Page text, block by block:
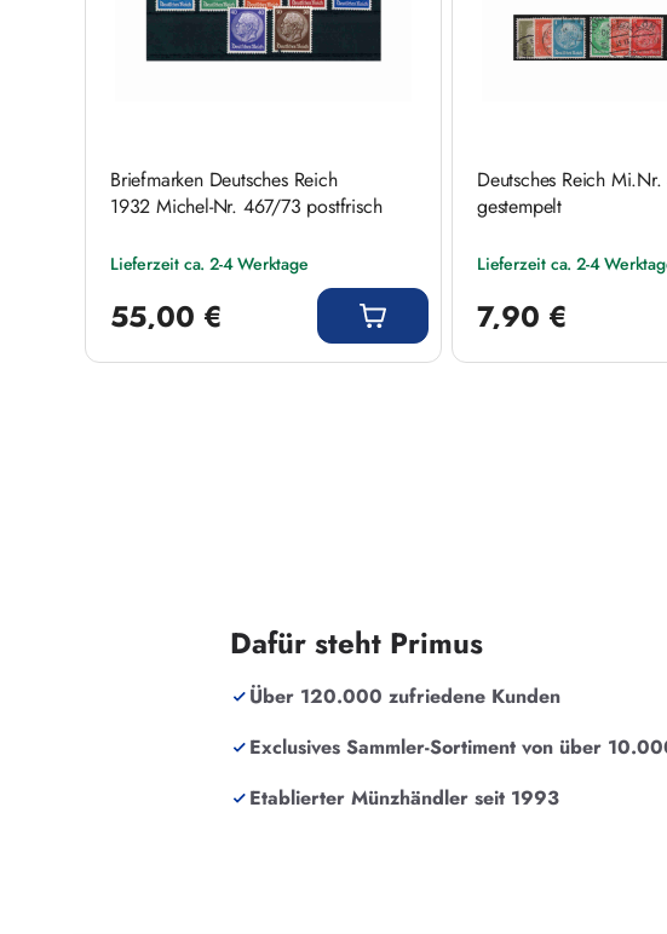
Briefmarken Deutsches Reich
1932 Michel-Nr. 467/73 postfrisch
Lieferzeit ca. 2-4 Werktage
55,00 €
Deutsches Reich
gestempelt
Lieferzeit ca. 2-4
7,90 €
Dafür steht Primus
Über 120.000 zufriedene Kunden
Exclusives Sammler-Sortiment von über
Etablierter Münzhändler seit 1993